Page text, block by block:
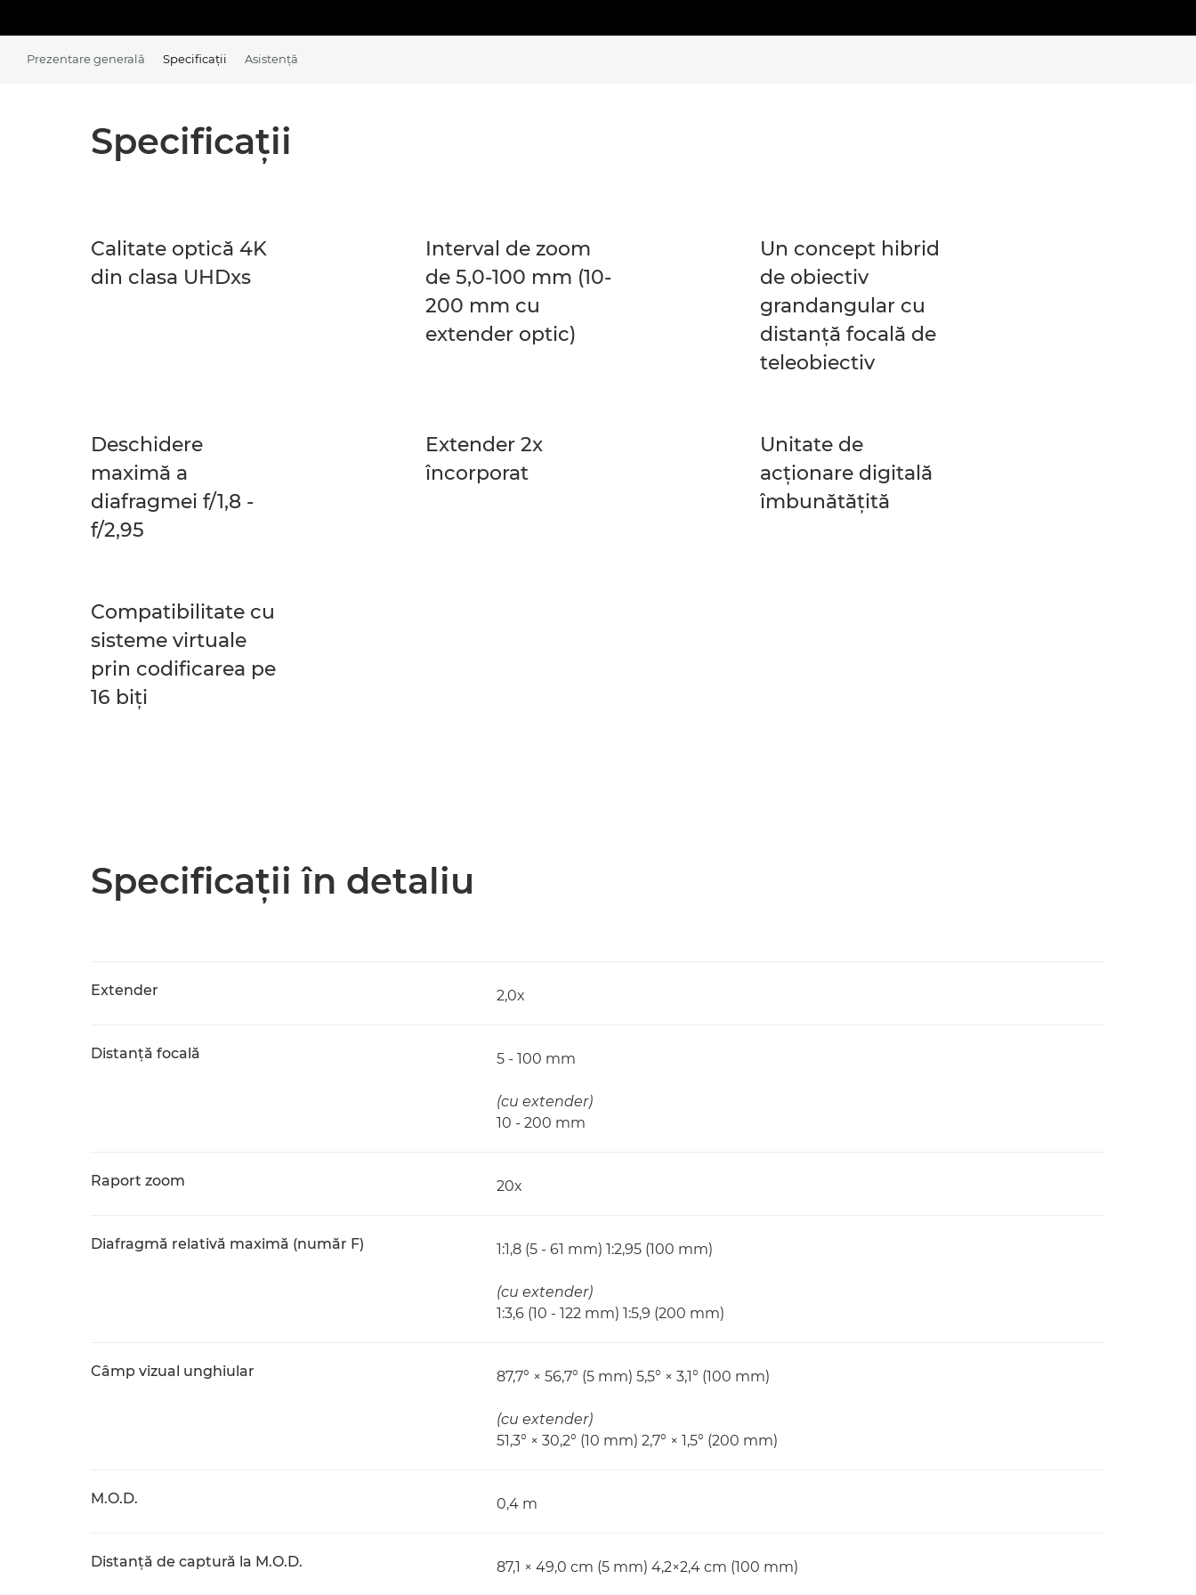
Prezentare generală Specificaţii Asistenţă
Specificaţii
Calitate optică 4K
din clasa UHDxs
Interval de zoom
de 5,0-100 mm (10-
200 mm cu
extender optic)
Un concept hibrid
de obiectiv
grandangular cu
distanţă focală de
teleobiectiv
Deschidere
maximă a
diafragmei f/1,8 -
f/2,95
Extender 2x
încorporat
Unitate de
acţionare digitală
îmbunătăţită
Compatibilitate cu
sisteme virtuale
prin codificarea pe
16 biţi
Specificaţii în detaliu
Extender 2,0x
Distanţă focală 5 - 100 mm
(cu extender)
10 - 200 mm
Raport zoom 20x
Diafragmă relativă maximă (număr F) 1:1,8 (5 - 61 mm) 1:2,95 (100 mm)
(cu extender)
1:3,6 (10 - 122 mm) 1:5,9 (200 mm)
Câmp vizual unghiular 87,7° × 56,7° (5 mm) 5,5° × 3,1° (100 mm)
(cu extender)
51,3° × 30,2° (10 mm) 2,7° × 1,5° (200 mm)
M.O.D. 0,4 m
Distanţă de captură la M.O.D. 87,1 × 49,0 cm (5 mm) 4,2×2,4 cm (100 mm)